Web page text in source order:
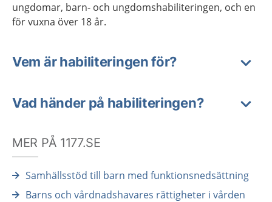
ungdomar, barn- och ungdomshabiliteringen, och en
för vuxna över 18 år.
Vem är habiliteringen för?
Vad händer på habiliteringen?
MER PÅ 1177.SE
Samhällsstöd till barn med funktionsnedsättning
Barns och vårdnadshavares rättigheter i vården